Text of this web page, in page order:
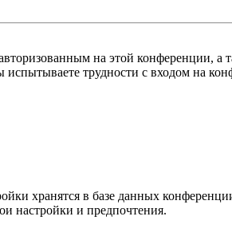
на этой
трудности с входом на
хранятся в базе данных
настройки и предпочтения.